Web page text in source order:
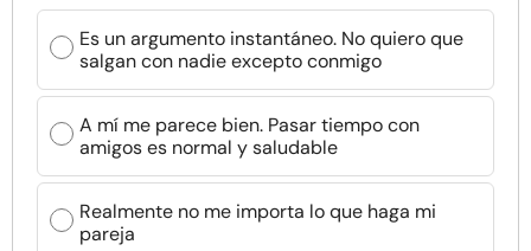
Es un argumento instantáneo. No quiero que
salgan con nadie excepto conmigo
A mí me parece bien. Pasar tiempo con
amigos es normal y saludable
Realmente no me importa lo que haga mi
pareja